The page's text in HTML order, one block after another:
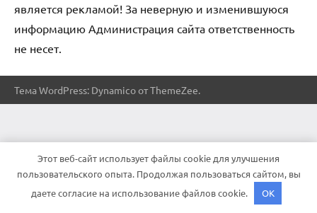
является рекламой! За неверную и изменившуюся
информацию Администрация сайта ответственность
не несет.
Тема WordPress: Dynamico от ThemeZee.
Этот веб-сайт использует файлы cookie для улучшения
пользовательского опыта. Продолжая пользоваться сайтом, вы
даете согласие на использование файлов cookie.
OK